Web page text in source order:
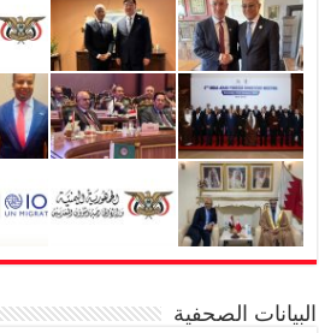
البيانات الصحفية